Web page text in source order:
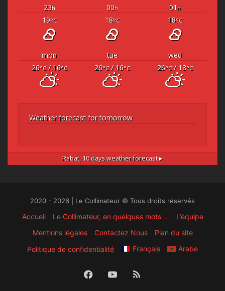
23h 00h 01 h
19°C 18°C 18°C
mon tue
wed
26°C/ 16°C 26°C/ 16°C 26°C/ 18°C
Weather forecast for tomorrow
Rabat, 10 days weather forecast ▸
2020 - 2026 | Le Collimateur © Tous droits réservés
Accueil Le Collimateur, en quelques mots …
L’équipe
Mentions légales
Contactez Nous
Plan du site
Politique de confidentialité
Français Arabe
FacebookYouTube